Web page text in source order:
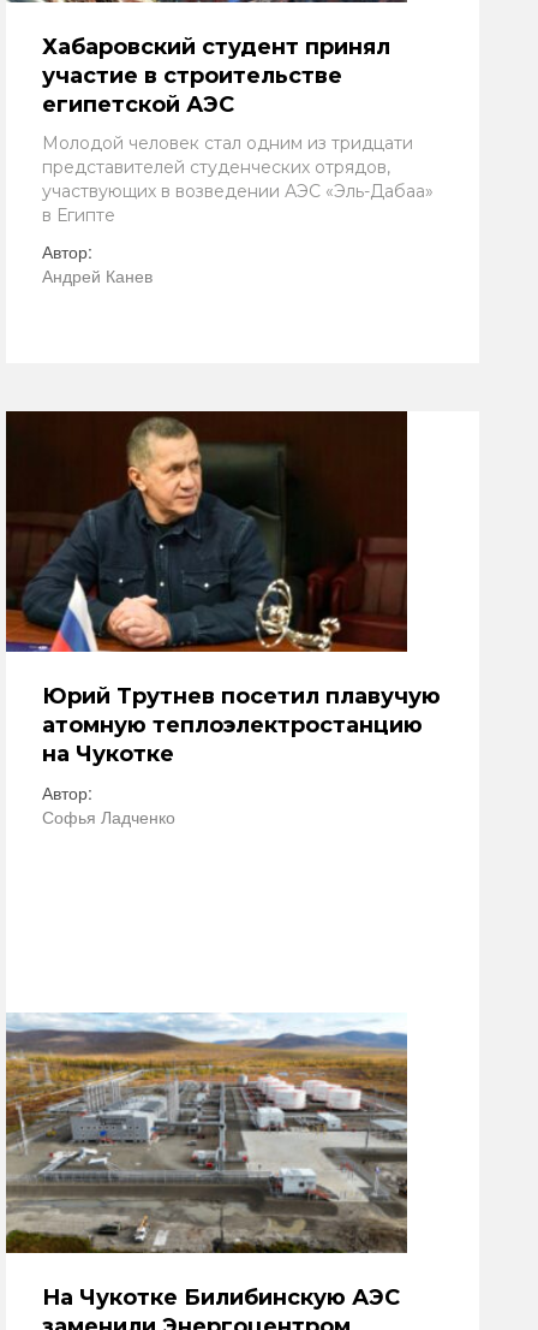
Хабаровский студент принял
участие в строительстве
египетской АЭС
Молодой человек стал одним из тридцати
представителей студенческих отрядов,
участвующих в возведении АЭС «Эль-Дабаа»
в Египте
Автор:
Андрей Канев
Юрий Трутнев посетил плавучую
атомную теплоэлектростанцию
на Чукотке
Автор:
Софья Ладченко
На Чукотке Билибинскую АЭС